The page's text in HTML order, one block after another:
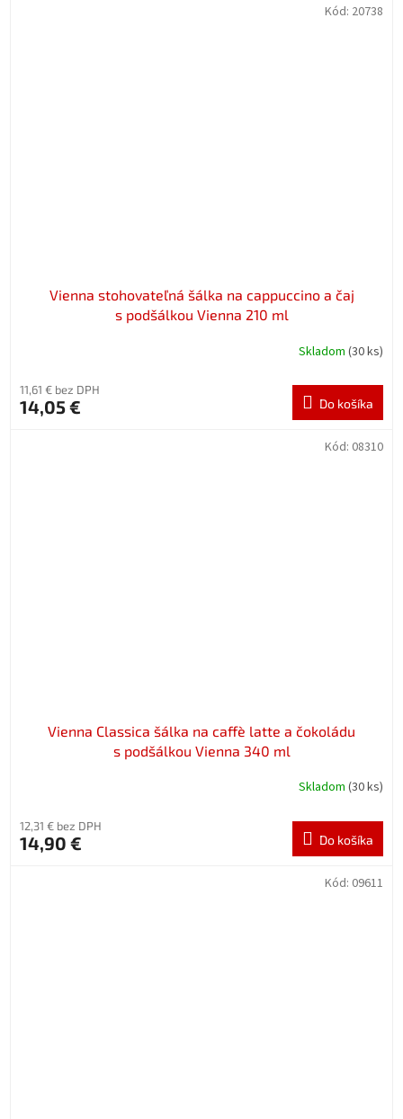
Vienna stohovateľná šálka na cappuccino a čaj
s podšálkou Vienna 210 ml
Skladom (30 ks)
11,61 € bez DPH
14,05 € Do košíka
Kód: 20738
Vienna Classica šálka na caffè latte a čokoládu
s podšálkou Vienna 340 ml
Skladom (30 ks)
12,31 € bez DPH
14,90 € Do košíka
Kód: 08310
Kód: 09611